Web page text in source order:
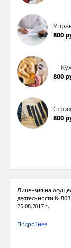
800
800
800
Лицензия на
деятельности
25.08.2017 г.
Подробнее